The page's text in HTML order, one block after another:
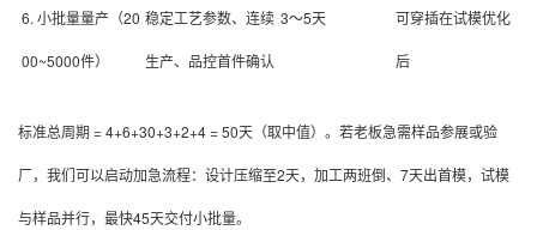
6. 小批量量产（20
00~5000件）
稳定工艺参数、连续
生产、品控首件确认
3～5天 可穿插在试模优化
后
标准总周期 = 4+6+30+3+2+4 = 50天（取中值）。若老板急需样品参展或验
厂，我们可以启动加急流程：设计压缩至2天，加工两班倒、7天出首模，试模
与样品并行，最快45天交付小批量。